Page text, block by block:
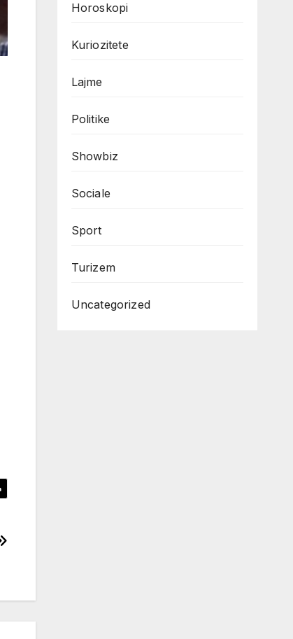
Horoskopi
Kuriozitete
Lajme
Politike
Showbiz
Sociale
Sport
Turizem
Uncategorized